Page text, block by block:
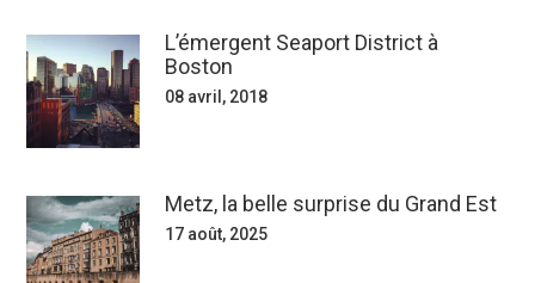
L’émergent Seaport District à
Boston
08 avril, 2018
Metz, la belle surprise du Grand Est
17 août, 2025